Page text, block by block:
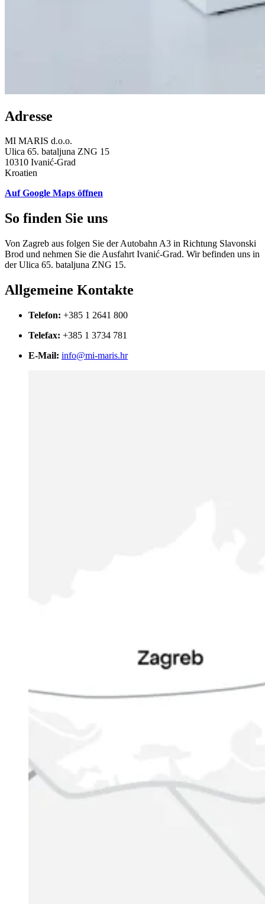
Adresse
MI MARIS d.o.o.
Ulica 65. bataljuna ZNG 15
10310 Ivanić-Grad
Kroatien
Auf Google Maps öffnen
So finden Sie uns
Von Zagreb aus folgen Sie der Autobahn A3 in Richtung Slavonski
Brod und nehmen Sie die Ausfahrt Ivanić-Grad. Wir befinden uns in
der Ulica 65. bataljuna ZNG 15.
Allgemeine Kontakte
Telefon: +385 1 2641 800
Telefax: +385 1 3734 781
E-Mail: info@mi-maris.hr